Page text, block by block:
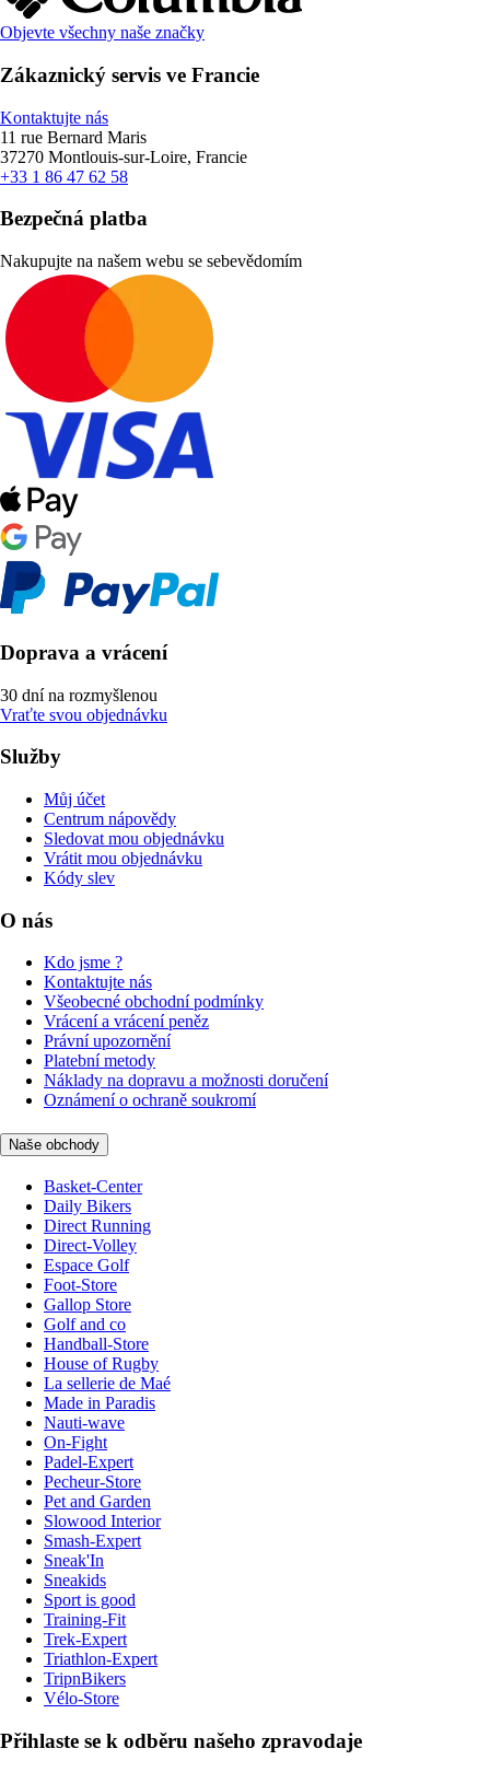
Objevte všechny naše značky
Zákaznický servis ve Francie
Kontaktujte nás
11 rue Bernard Maris
37270 Montlouis-sur-Loire, Francie
+33 1 86 47 62 58
Bezpečná platba
Nakupujte na našem webu se sebevědomím
Doprava a vrácení
30 dní na rozmyšlenou
Vraťte svou objednávku
Služby
Můj účet
Centrum nápovědy
Sledovat mou objednávku
Vrátit mou objednávku
Kódy slev
O nás
Kdo jsme ?
Kontaktujte nás
Všeobecné obchodní podmínky
Vrácení a vrácení peněz
Právní upozornění
Platební metody
Náklady na dopravu a možnosti doručení
Oznámení o ochraně soukromí
Naše obchody
Basket-Center
Daily Bikers
Direct Running
Direct-Volley
Espace Golf
Foot-Store
Gallop Store
Golf and co
Handball-Store
House of Rugby
La sellerie de Maé
Made in Paradis
Nauti-wave
On-Fight
Padel-Expert
Pecheur-Store
Pet and Garden
Slowood Interior
Smash-Expert
Sneak'In
Sneakids
Sport is good
Training-Fit
Trek-Expert
Triathlon-Expert
TripnBikers
Vélo-Store
Přihlaste se k odběru našeho zpravodaje